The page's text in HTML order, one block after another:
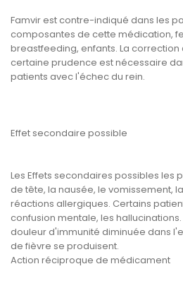
Famvir est contre-indiqué dans les
composantes de cette médication,
breastfeeding, enfants. La
certaine prudence est nécessaire
patients avec l'échec du rein.
Effet secondaire possible
Les Effets secondaires possibles les
de tête, la nausée, le vomissement,
réactions allergiques. Certains
confusion mentale, les
douleur d'immunité diminuée dans
de fièvre se produisent.
Action réciproque de médicament